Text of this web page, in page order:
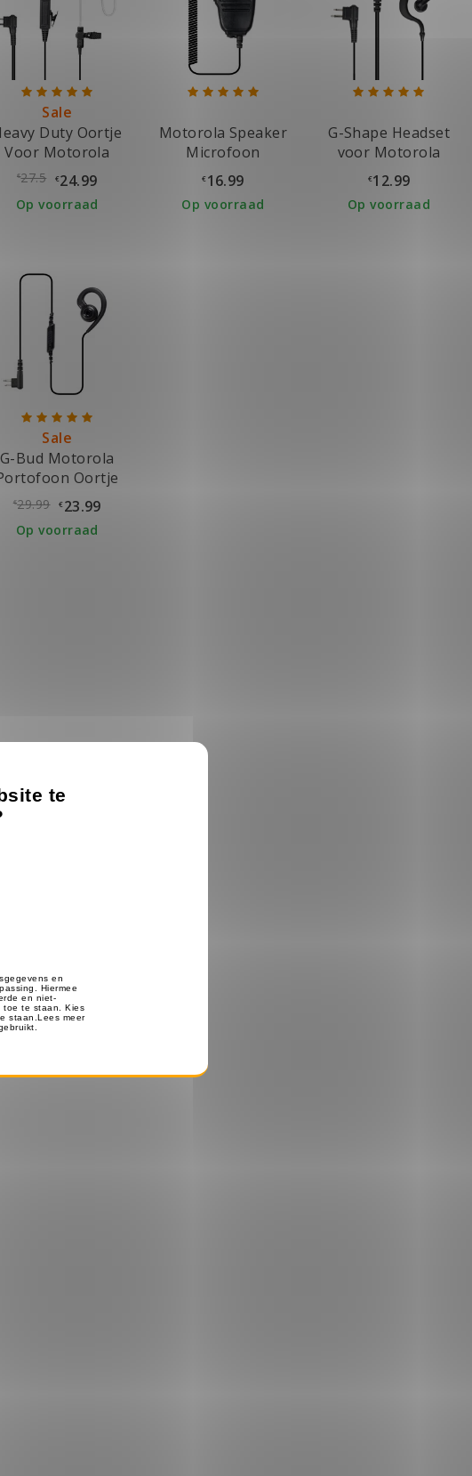
Sale
Duty Oortje
Voor Motorola
Portofoon
€27.5 €24.99
Op voorraad
Motorola Speaker
Microfoon
€16.99
Op voorraad
G-Shape Headset
voor Motorola
Portofoon
€12.99
Op voorraad
Sale
G-Bud Motorola
Oortje
2pin
€29.99 €23.99
Op voorraad
te